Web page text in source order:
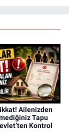
Ailenizden
Tapu
Kontrol